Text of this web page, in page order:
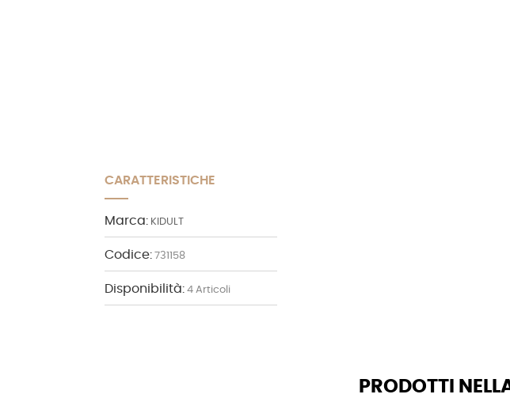
CARATTERISTICHE
Marca: KIDULT
Codice: 731158
Disponibilità: 4 Articoli
PRODOTTI